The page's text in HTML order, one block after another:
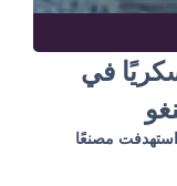
في
استهدفت مصنعًا